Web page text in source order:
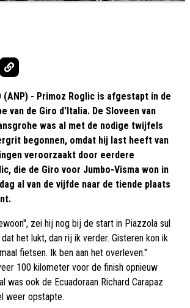
(ANP) - Primoz Roglic is afgestapt in de
van de Giro d'Italia. De Sloveen van
was al met de nodige twijfels
begonnen, omdat hij last heeft van
veroorzaakt door eerdere
die de Giro voor Jumbo-Visma won in
al van de vijfde naar de tiende plaats
zei hij nog bij de start in Piazzola sul
het lukt, dan rij ik verder. Gisteren kon ik
fietsen. Ik ben aan het overleven."
100 kilometer voor de finish opnieuw
was ook de Ecuadoraan Richard Carapaz
weer opstapte.